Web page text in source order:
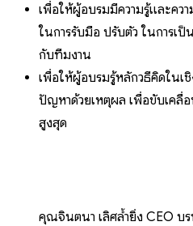
เพื่อให้ผู้อบรมมีความรู้และควา
ในการรับมือ ปรับตัว ในการเ
กับทีมงาน
เพื่อให้ผู้อบรมรู้หลักวิธีคิดในเ
ปัญหาด้วยเหตุผล เพื่อขับเคลื่
สูงสุด
คุณจินตนา เลิศล้ำยิ่ง CEO บ